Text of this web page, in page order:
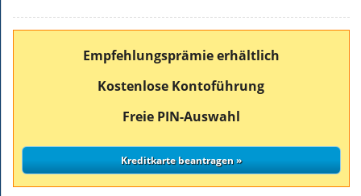
Empfehlungsprämie erhältlich
Kostenlose Kontoführung
Freie PIN-Auswahl